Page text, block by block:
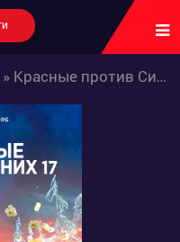
» Красные против Синих: 17 сезон